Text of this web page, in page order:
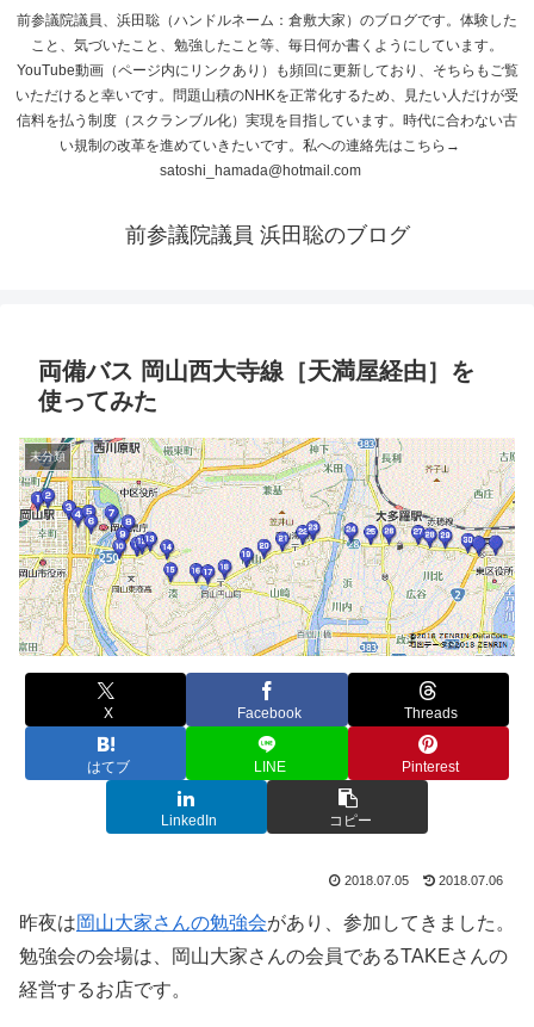
前参議院議員、浜田聡（ハンドルネーム：倉敷大家）のブログです。体験した
こと、気づいたこと、勉強したこと等、毎日何か書くようにしています。
YouTube動画（ページ内にリンクあり）も頻回に更新しており、そちらもご覧
いただけると幸いです。問題山積のNHKを正常化するため、見たい人だけが受
信料を払う制度（スクランブル化）実現を目指しています。時代に合わない古
い規制の改革を進めていきたいです。私への連絡先はこちら→
satoshi_hamada@hotmail.com
前参議院議員 浜田聡のブログ
両備バス 岡山西大寺線［天満屋経由］を
使ってみた
未分類
X Facebook Threads
はてブ LINE Pinterest
LinkedIn コピー
2018.07.05 2018.07.06
昨夜は岡山大家さんの勉強会があり、参加してきました。
勉強会の会場は、岡山大家さんの会員であるTAKEさんの
経営するお店です。